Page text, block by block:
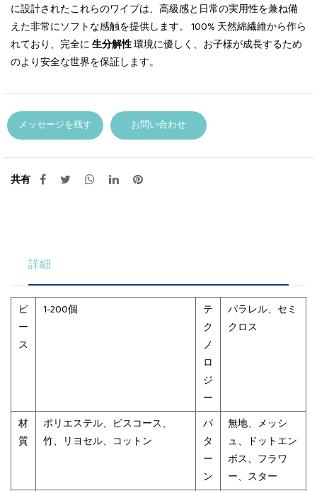
に設計されたこれらのワイプは、高級感と日常の実用性を兼ね備
えた非常にソフトな感触を提供します。 100% 天然綿繊維から作ら
れており、完全に生分解性環境に優しく、お子様が成長するため
のより安全な世界を保証します。
メッセージを残す お問い合わせ
共有
詳細
ピ
ー
ス
1-200個
テ
ク
ノ
ロ
ジ
ー
パラレル、セミ
クロス
材
質
ポリエステル、ビスコース、
竹、リヨセル、コットン
パ
タ
ー
ン
無地、メッシ
ュ、ドットエン
ボス、フラワ
ー、スター